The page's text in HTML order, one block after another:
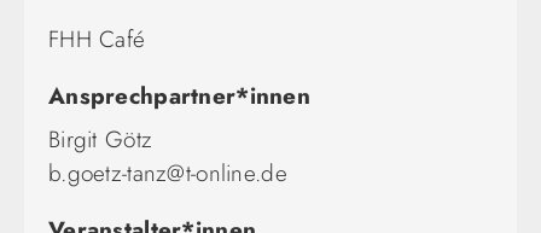
FHH Café
Ansprechpartner*innen
Birgit Götz
b.goetz-tanz@t-online.de